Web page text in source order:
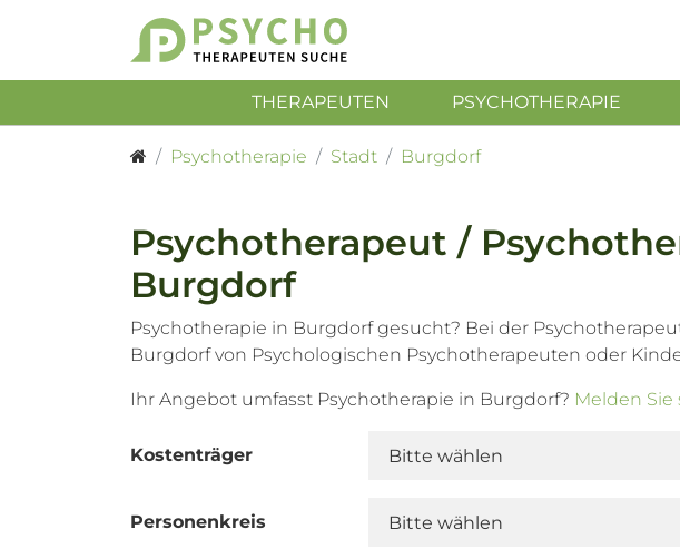
THERAPEUTEN PSYCHOTHERAPIE
Psychotherapie Stadt Burgdorf
Psychotherapeut /
Burgdorf
Psychotherapie in Burgdorf gesucht? Bei der
Burgdorf von Psychologischen Psychotherapeuten oder
Ihr Angebot umfasst Psychotherapie in Burgdorf? Melden Sie
Kostenträger
Personenkreis